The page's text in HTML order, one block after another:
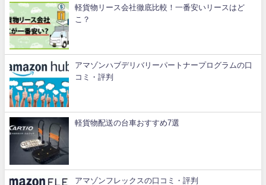
軽貨物リース会社徹底比較！一番安いリースはど
こ？
アマゾンハブデリバリーパートナープログラムの口
コミ・評判
軽貨物配送の台車おすすめ7選
アマゾンフレックスの口コミ・評判